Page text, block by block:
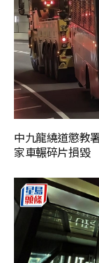
中九龍繞道懲教
家車輾碎片損毀